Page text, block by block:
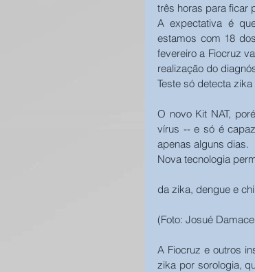
três horas para ficar
A expectativa é
estamos com 18
fevereiro a Fiocruz
realização do
Teste só detecta
O novo Kit NAT,
vírus -- e só é
apenas alguns dias.
Nova tecnologia
da zika, dengue e
(Foto: Josué
A Fiocruz e outros
zika por sorologia,